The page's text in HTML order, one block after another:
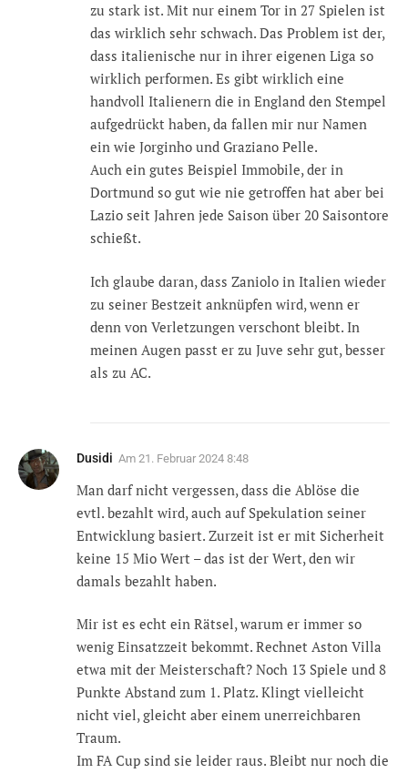
zu stark ist. Mit nur einem Tor in 27 Spielen ist
das wirklich sehr schwach. Das Problem ist der,
dass italienische nur in ihrer eigenen Liga so
wirklich performen. Es gibt wirklich eine
handvoll Italienern die in England den Stempel
aufgedrückt haben, da fallen mir nur Namen
ein wie Jorginho und Graziano Pelle.
Auch ein gutes Beispiel Immobile, der in
Dortmund so gut wie nie getroffen hat aber bei
Lazio seit Jahren jede Saison über 20 Saisontore
schießt.
Ich glaube daran, dass Zaniolo in Italien wieder
zu seiner Bestzeit anknüpfen wird, wenn er
denn von Verletzungen verschont bleibt. In
meinen Augen passt er zu Juve sehr gut, besser
als zu AC.
Dusidi Am 21. Februar 2024 8:48
Man darf nicht vergessen, dass die Ablöse die
evtl. bezahlt wird, auch auf Spekulation seiner
Entwicklung basiert. Zurzeit ist er mit Sicherheit
keine 15 Mio Wert – das ist der Wert, den wir
damals bezahlt haben.
Mir ist es echt ein Rätsel, warum er immer so
wenig Einsatzzeit bekommt. Rechnet Aston Villa
etwa mit der Meisterschaft? Noch 13 Spiele und 8
Punkte Abstand zum 1. Platz. Klingt vielleicht
nicht viel, gleicht aber einem unerreichbaren
Traum.
Im FA Cup sind sie leider raus. Bleibt nur noch die